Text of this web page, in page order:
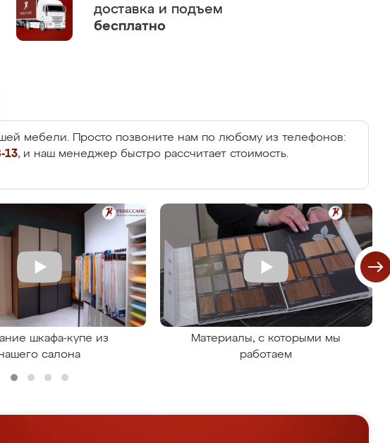
доставка и подъем
бесплатно
мебели. Просто позвоните нам по любому из телефонов:
13, и наш менеджер быстро рассчитает стоимость.
шкафа-купе из
салона
Материалы, с которыми мы
работаем